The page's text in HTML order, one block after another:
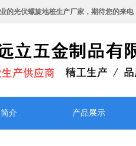
的光伏螺旋地桩生产厂家，期待您的来电
介 产品展示